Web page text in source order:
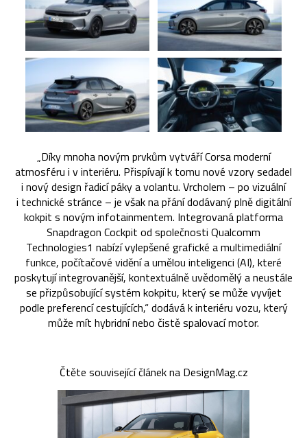
„Díky mnoha novým prvkům vytváří Corsa moderní
atmosféru i v interiéru. Přispívají k tomu nové vzory sedadel
i nový design řadicí páky a volantu. Vrcholem – po vizuální
i technické stránce – je však na přání dodávaný plně digitální
kokpit s novým infotainmentem. Integrovaná platforma
Snapdragon Cockpit od společnosti Qualcomm
Technologies1 nabízí vylepšené grafické a multimediální
funkce, počítačové vidění a umělou inteligenci (AI), které
poskytují integrovanější, kontextuálně uvědomělý a neustále
se přizpůsobující systém kokpitu, který se může vyvíjet
podle preferencí cestujících,“ dodává k interiéru vozu, který
může mít hybridní nebo čistě spalovací motor.
Čtěte související článek na DesignMag.cz